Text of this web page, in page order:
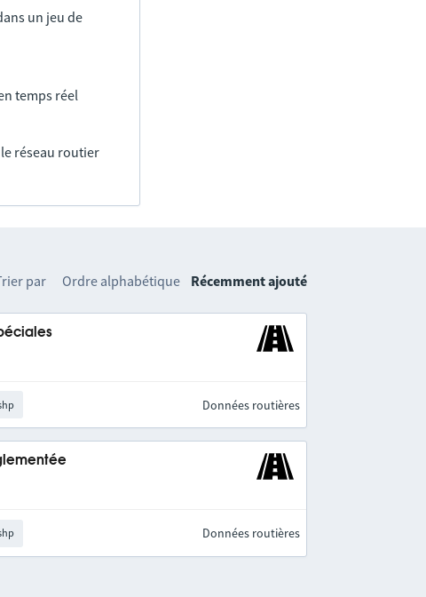
un jeu de
temps réel
réseau routier
par Ordre alphabétique Récemment ajouté
Données routières
Données routières